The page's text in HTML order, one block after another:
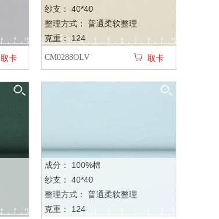
取卡
纱支： 40*40
整理方式： 普通柔软整理
克重： 124
CM0288OLV 取卡
成分： 100%棉
纱支： 40*40
整理方式： 普通柔软整理
克重： 124